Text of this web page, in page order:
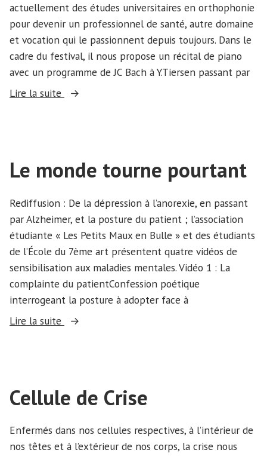
actuellement des études universitaires en orthophonie
pour devenir un professionnel de santé, autre domaine
et vocation qui le passionnent depuis toujours. Dans le
cadre du festival, il nous propose un récital de piano
avec un programme de JC Bach à Y.Tiersen passant par
Lire la suite
« Piano
Le monde tourne pourtant
Rediffusion : De la dépression à l’anorexie, en passant
par Alzheimer, et la posture du patient ; l’association
étudiante « Les Petits Maux en Bulle » et des étudiants
de l’École du 7ème art présentent quatre vidéos de
sensibilisation aux maladies mentales. Vidéo 1 : La
complainte du patientConfession poétique
interrogeant la posture à adopter face à
Lire la suite
« Le
Cellule de Crise
Enfermés dans nos cellules respectives, à l’intérieur de
nos têtes et à l’extérieur de nos corps, la crise nous